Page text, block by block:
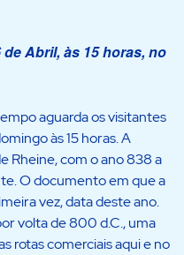
Abril, às 15 horas, no
aguarda os visitantes
às 15 horas. A
Rheine, com o ano 838 a
O documento em que a
vez, data deste ano.
volta de 800 d.C., uma
rotas comerciais aqui e no